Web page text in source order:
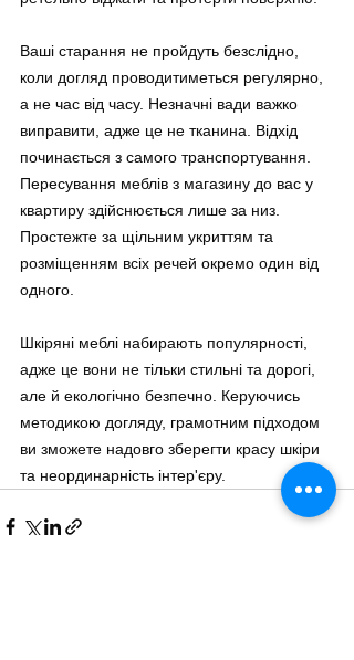
Ваші старання не пройдуть безслідно,
коли догляд проводитиметься регулярно,
а не час від часу. Незначні вади важко
виправити, адже це не тканина. Відхід
починається з самого транспортування.
Пересування меблів з магазину до вас у
квартиру здійснюється лише за низ.
Простежте за щільним укриттям та
розміщенням всіх речей окремо один від
одного.
Шкіряні меблі набирають популярності,
адже це вони не тільки стильні та дорогі,
але й екологічно безпечно. Керуючись
методикою догляду, грамотним підходом
ви зможете надовго зберегти красу шкіри
та неординарність інтер'єру.